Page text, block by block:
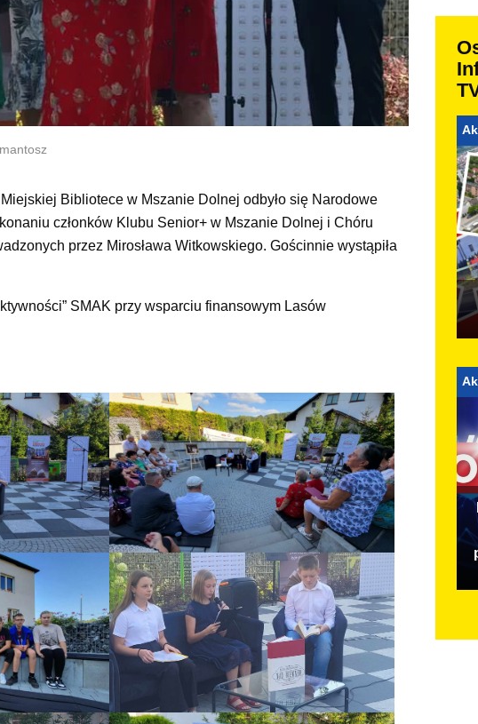
Bibliotece w Mszanie Dolnej odbyło się Narodowe
członków Klubu Senior+ w Mszanie Dolnej i Chóru
przez Mirosława Witkowskiego. Gościnnie wystąpiła
SMAK przy wsparciu finansowym Lasów